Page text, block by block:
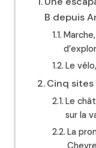
B depuis
Le
Cinq
Le
sur la
La